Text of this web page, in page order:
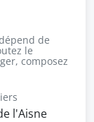
de
le
composez
l'Aisne